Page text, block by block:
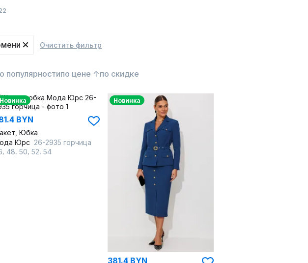
Очистить фильтр
популярностипо цене ↑по скидке
Новинка
BYN
Юбка
Юрс 26-2935 горчица
48 50 52 54
Новинка
381.4 BYN